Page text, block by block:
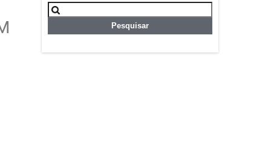
Pesquisar
por: